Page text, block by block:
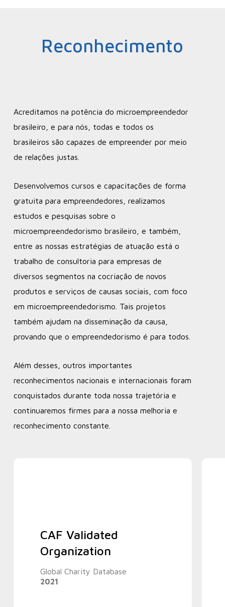
Reconhecimento
Acreditamos na potência do microempreendedor
brasileiro, e para nós, todas e todos os
brasileiros são capazes de empreender por meio
de relações justas.
Desenvolvemos cursos e capacitações de forma
gratuita para empreendedores, realizamos
estudos e pesquisas sobre o
microempreendedorismo brasileiro, e também,
entre as nossas estratégias de atuação está o
trabalho de consultoria para empresas de
diversos segmentos na cocriação de novos
produtos e serviços de causas sociais, com foco
em microempreendedorismo. Tais projetos
também ajudam na disseminação da causa,
provando que o empreendedorismo é para todos.
Além desses, outros importantes
reconhecimentos nacionais e internacionais foram
conquistados durante toda nossa trajetória e
continuaremos firmes para a nossa melhoria e
reconhecimento constante.
CAF Validated
Organization
Global Charity Database
2021